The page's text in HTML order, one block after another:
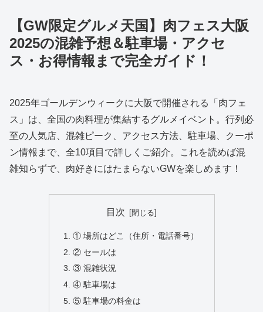
【GW限定グルメ天国】肉フェス大阪
2025の混雑予想＆駐車場・アクセ
ス・お得情報まで完全ガイド！
2025年ゴールデンウィークに大阪で開催される「肉フェ
ス」は、全国の肉料理が集結するグルメイベント。行列必
至の人気店、混雑ピーク、アクセス方法、駐車場、クーポ
ン情報まで、全10項目で詳しくご紹介。これを読めば混
雑知らずで、肉好きにはたまらないGWを楽しめます！
目次
① 場所はどこ（住所・電話番号）
② セールは
③ 混雑状況
④ 駐車場は
⑤ 駐車場の料金は